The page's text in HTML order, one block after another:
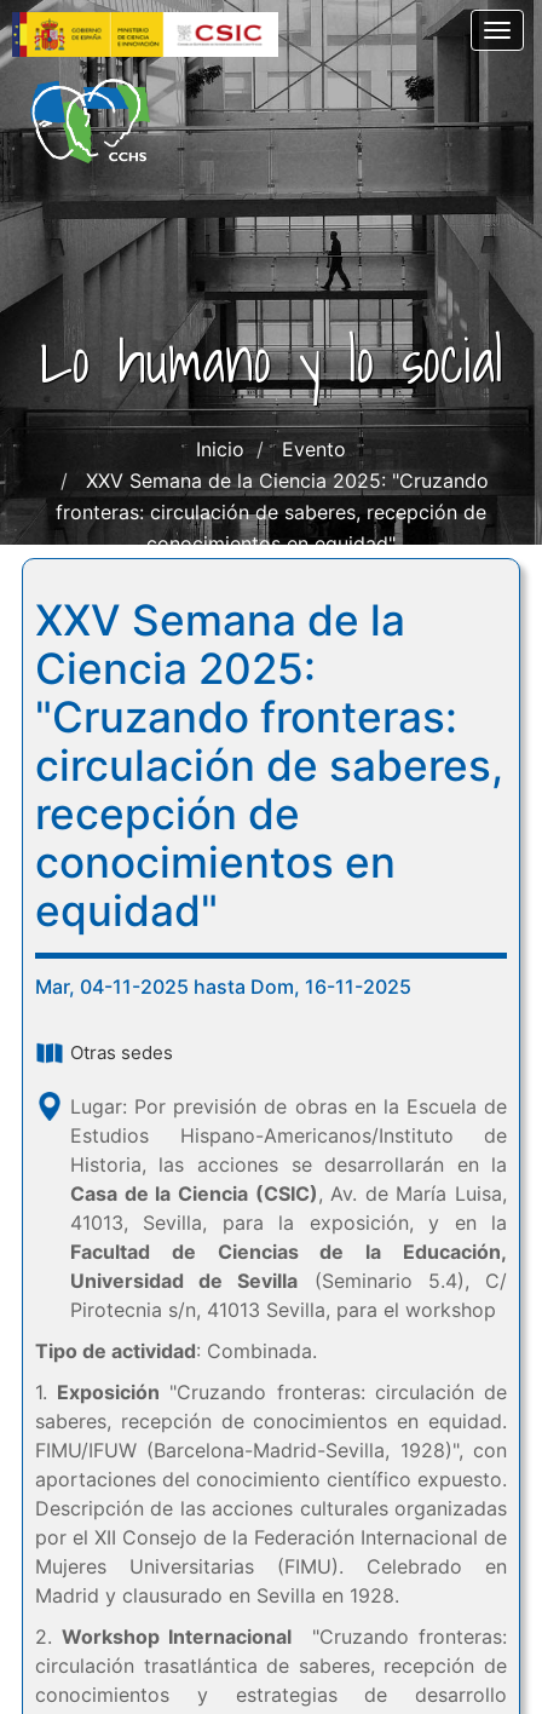
Pasar
al
contenido
principal
Lo humano y lo social
Inicio
Evento
XXV Semana de la Ciencia 2025: "Cruzando
fronteras: circulación de saberes, recepción de
conocimientos en equidad"
XXV Semana de la
Ciencia 2025:
"Cruzando fronteras:
circulación de saberes,
recepción de
conocimientos en
equidad"
Mar, 04-11-2025 hasta Dom, 16-11-2025
Otras sedes
Lugar: Por previsión de obras en la Escuela de
Estudios Hispano-Americanos/Instituto de
Historia, las acciones se desarrollarán en la
Casa de la Ciencia (CSIC), Av. de María Luisa,
41013, Sevilla, para la exposición, y en la
Facultad de Ciencias de la Educación,
Universidad de Sevilla (Seminario 5.4), C/
Pirotecnia s/n, 41013 Sevilla, para el workshop
Tipo de actividad: Combinada.
1. Exposición "Cruzando fronteras: circulación de
saberes, recepción de conocimientos en equidad.
FIMU/IFUW (Barcelona-Madrid-Sevilla, 1928)", con
aportaciones del conocimiento científico expuesto.
Descripción de las acciones culturales organizadas
por el XII Consejo de la Federación Internacional de
Mujeres Universitarias (FIMU). Celebrado en
Madrid y clausurado en Sevilla en 1928.
2.Workshop Internacional "Cruzando fronteras:
circulación trasatlántica de saberes, recepción de
conocimientos y estrategias de desarrollo